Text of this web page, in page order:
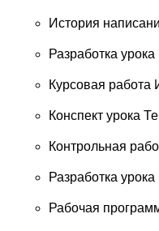
История
Разработка урока
Курсовая работа
Конспект урока
Контрольная
Разработка
Рабочая